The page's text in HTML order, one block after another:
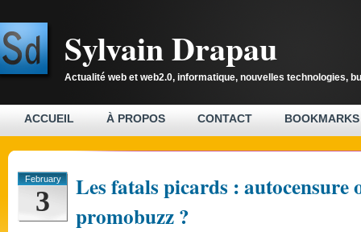
Sylvain Drapau
Actualité web et web2.0, informatique, nouvelles technologies,
ACCUEIL À PROPOS CONTACT BOOKMARKS
February
3
Les fatals picards : autocensure
promobuzz ?